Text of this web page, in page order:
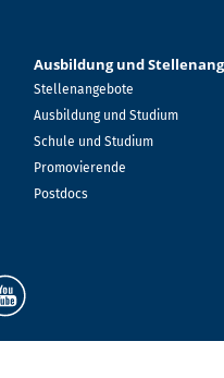
Ausbildung und
Stellenangebote
Ausbildung und Studium
Schule und Studium
Promovierende
Postdocs